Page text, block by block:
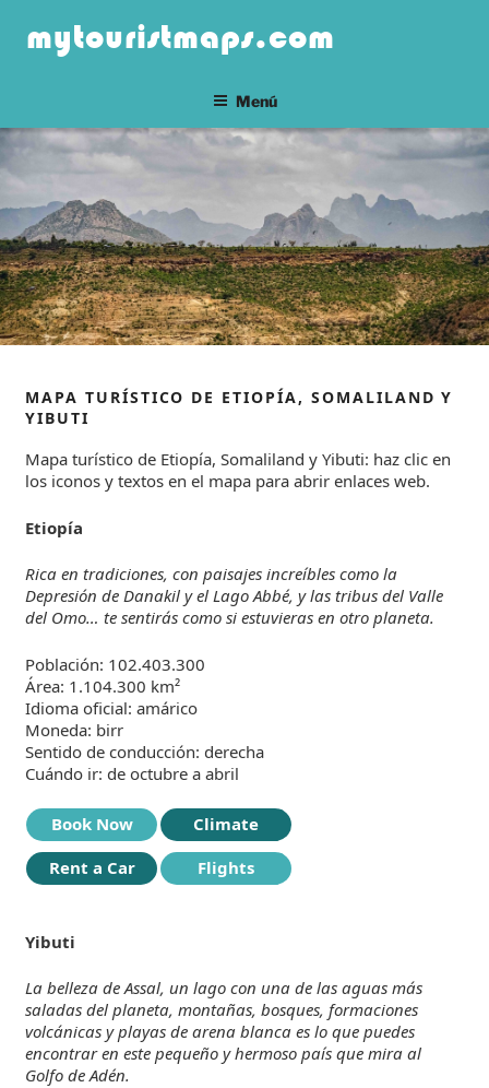
contenido
mytouristmaps.com
Menú
MAPA TURÍSTICO DE ETIOPÍA, SOMALILAND Y
YIBUTI
Mapa turístico de Etiopía, Somaliland y Yibuti: haz clic en
los iconos y textos en el mapa para abrir enlaces web.
Etiopía
Rica en tradiciones, con paisajes increíbles como la
Depresión de Danakil y el Lago Abbé, y las tribus del Valle
del Omo… te sentirás como si estuvieras en otro planeta.
Población: 102.403.300
Área: 1.104.300 km²
Idioma oficial: amárico
Moneda: birr
Sentido de conducción: derecha
Cuándo ir: de octubre a abril
Book Now
Climate
Rent a Car
Flights
Yibuti
La belleza de Assal, un lago con una de las aguas más
saladas del planeta, montañas, bosques, formaciones
volcánicas y playas de arena blanca es lo que puedes
encontrar en este pequeño y hermoso país que mira al
Golfo de Adén.